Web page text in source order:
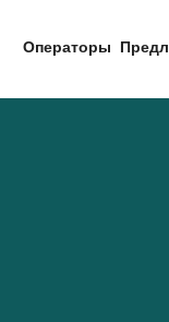
Операторы